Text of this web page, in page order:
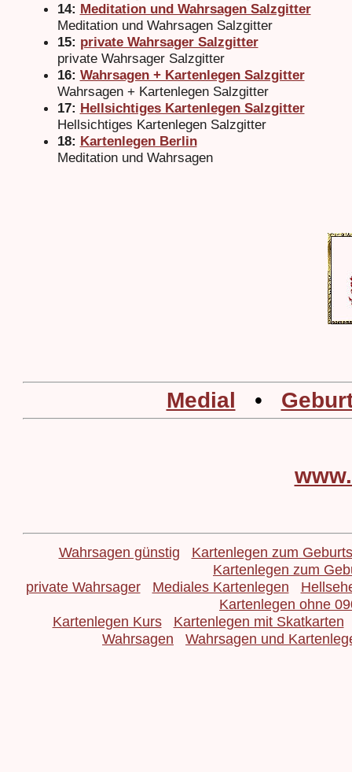
14: Meditation und Wahrsagen Salzgitter
Meditation und Wahrsagen Salzgitter
15: private Wahrsager Salzgitter
private Wahrsager Salzgitter
16: Wahrsagen + Kartenlegen Salzgitter
Wahrsagen + Kartenlegen Salzgitter
17: Hellsichtiges Kartenlegen Salzgitter
Hellsichtiges Kartenlegen Salzgitter
18: Kartenlegen Berlin
Meditation und Wahrsagen
Medial •
Wahrsagen günstig
Kartenlegen zum
Kartenlegen zum
private Wahrsager
Mediales Kartenlegen
Kartenlegen ohne
Kartenlegen Kurs
Kartenlegen mit Skatkarten
Wahrsagen
Wahrsagen und